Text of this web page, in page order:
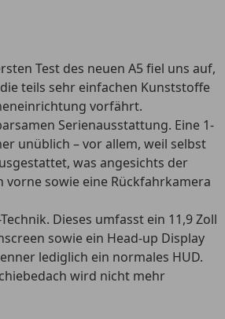
Test des neuen A5 fiel uns auf,
teils sehr einfachen Kunststoffe
vorfährt.
Serienausstattung. Eine 1-
unüblich – vor allem, weil selbst
was angesichts der
sowie eine Rückfahrkamera
Dieses umfasst ein 11,9 Zoll
sowie ein Head-up Display
lediglich ein normales HUD.
wird nicht mehr